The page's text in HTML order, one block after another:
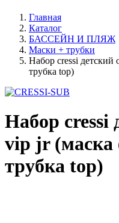
Главная
Каталог
БАССЕЙН И ПЛЯЖ
Маски + трубки
Набор cressi детский
трубка top)
Набор cressi
vip jr (маска
трубка top)